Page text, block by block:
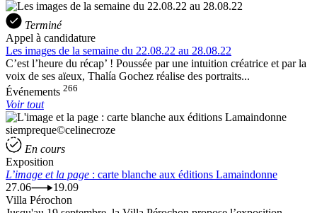
Terminé
Appel à candidature
Les images de la semaine du 22.08.22 au 28.08.22
C’est l’heure du récap’ ! Poussée par une intuition créatrice et par la
voix de ses aïeux, Thalía Gochez réalise des portraits...
Événements 266
Voir tout
siempreque©celinecroze
En cours
Exposition
L’image et la page : carte blanche aux éditions Lamaindonne
27.06
19.09
Villa Pérochon